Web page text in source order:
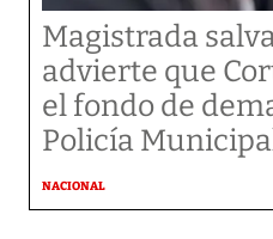
Magistrada
advierte que
el fondo de
Policía
NACIONAL